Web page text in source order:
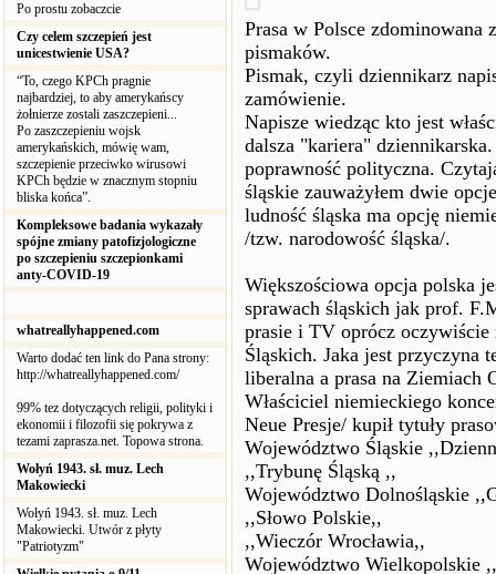
Po prostu zobaczcie
Czy celem szczepień jest
unicestwienie USA?
“To, czego KPCh pragnie
najbardziej, to aby amerykańscy
żołnierze zostali zaszczepieni...
Po zaszczepieniu wojsk
amerykańskich, mówię wam,
szczepienie przeciwko wirusowi
KPCh będzie w znacznym stopniu
bliska końca”.
Kompleksowe badania wykazały
spójne zmiany patofizjologiczne
po szczepieniu szczepionkami
anty-COVID-19
whatreallyhappened.com
Warto dodać ten link do Pana strony:
http://whatreallyhappened.com/
99% tez dotyczących religii, polityki i
ekonomii i filozofii się pokrywa z
tezami zaprasza.net. Topowa strona.
Wołyń 1943. sł. muz. Lech
Makowiecki
Wołyń 1943. sł. muz. Lech
Makowiecki. Utwór z płyty
"Patriotyzm"
Prasa w Polsce zdominowana
pismaków.
Pismak, czyli dziennikarz
zamówienie.
Napisze wiedząc kto jest
dalsza "kariera"
poprawność polityczna.
śląskie zauważyłem dwie
ludność śląska ma opcję
/tzw. narodowość śląska/.
Większościowa opcja polska
sprawach śląskich jak prof.
prasie i TV oprócz
Śląskich. Jaka jest przyczyna
liberalna a prasa na
Właściciel niemieckiego
Neue Presje/ kupił tytuły
Województwo Śląskie
,,Trybunę Śląską ,,
Województwo Dolnośląskie
,,Słowo Polskie,,
,,Wieczór Wrocławia,,
Województwo Wielkopolskie